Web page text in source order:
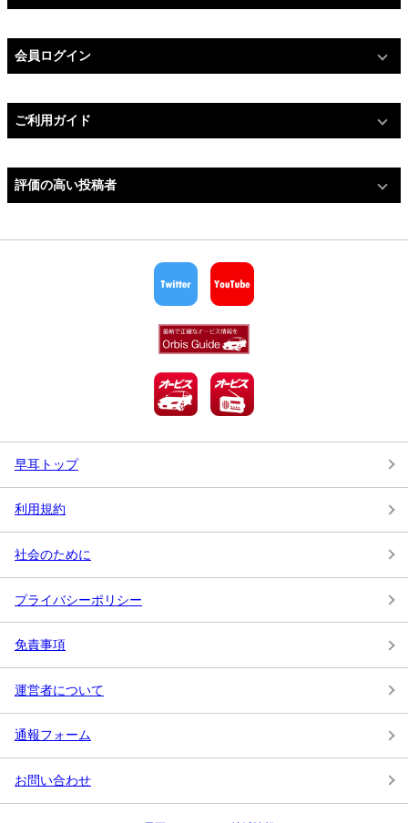
会員ログイン
ご利用ガイド
評価の高い投稿者
早耳トップ
利用規約
社会のために
プライバシーポリシー
免責事項
運営者について
通報フォーム
お問い合わせ